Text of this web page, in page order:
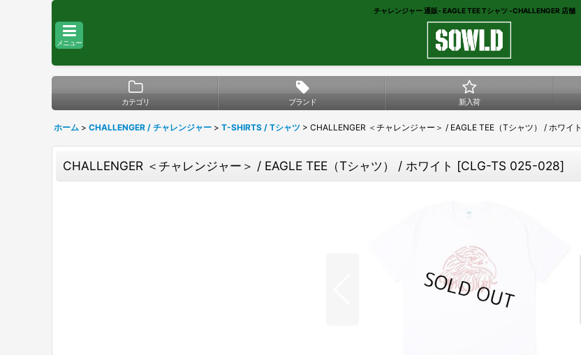
チャレンジャー 通販- EAGLE TEE Tシャツ -CHALLENGER 店舗
メニュー
カテゴリ ブランド 新入荷
ホーム > CHALLENGER / チャレンジャー > T-SHIRTS / Tシャツ > CHALLENGER ＜チャレンジャー＞ / EAGLE TEE（Tシャツ） / ホワイト
CHALLENGER ＜チャレンジャー＞ / EAGLE TEE（Tシャツ） / ホワイト [CLG-TS 025-028]